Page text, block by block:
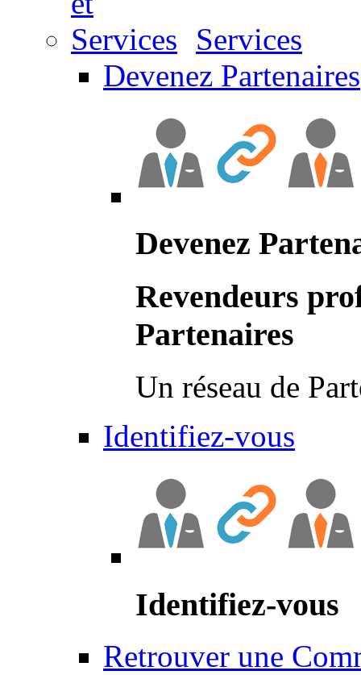
Services
Devenez Partenaires
Devenez
Revendeurs
Partenaires
Un réseau de
Identifiez-vous
Identifiez-vous
Retrouver une